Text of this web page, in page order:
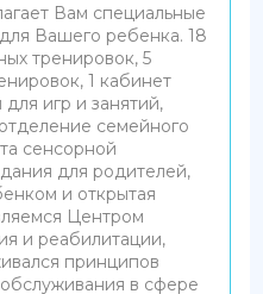
Вам специальные
Вашего ребенка. 18
тренировок, 5
1 кабинет
игр и занятий,
семейного
сенсорной
для родителей,
и открытая
Центром
и реабилитации,
принципов
обслуживания в сфере